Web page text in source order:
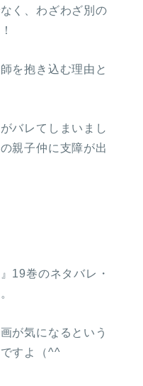
く、わざわざ別の
を抱き込む理由と
バレてしまいまし
親子仲に支障が出
19巻のネタバレ・
が気になるという
すよ（^^